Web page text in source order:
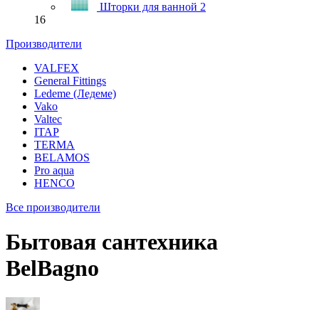
Шторки для ванной 2
16
Производители
VALFEX
General Fittings
Ledeme (Ледеме)
Vako
Valtec
ITAP
TERMA
BELAMOS
Pro aqua
HENCO
Все производители
Бытовая сантехника
BelBagno